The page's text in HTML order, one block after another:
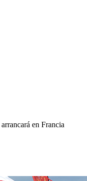
en Francia